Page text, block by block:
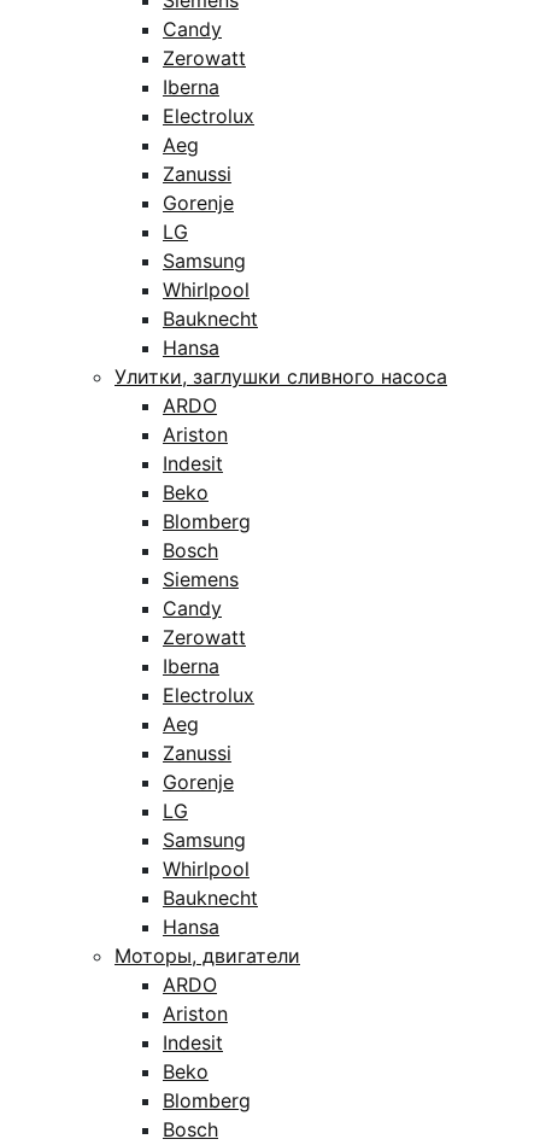
Candy
Zerowatt
Iberna
Electrolux
Aeg
Zanussi
Gorenje
LG
Samsung
Whirlpool
Bauknecht
Hansa
Улитки, заглушки сливного насоса
ARDO
Ariston
Indesit
Beko
Blomberg
Bosch
Siemens
Candy
Zerowatt
Iberna
Electrolux
Aeg
Zanussi
Gorenje
LG
Samsung
Whirlpool
Bauknecht
Hansa
Моторы, двигатели
ARDO
Ariston
Indesit
Beko
Blomberg
Bosch